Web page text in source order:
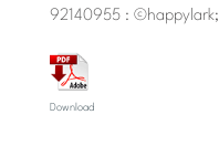
92140955 : ©happylark;
Download